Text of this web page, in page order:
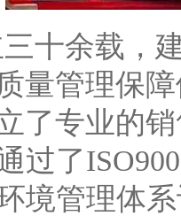
十余载，
量管理保
了专业的
过了
境管理体